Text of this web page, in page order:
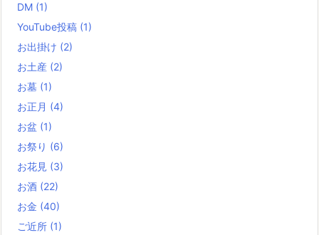
DM (1)
YouTube投稿 (1)
お出掛け (2)
お土産 (2)
お墓 (1)
お正月 (4)
お盆 (1)
お祭り (6)
お花見 (3)
お酒 (22)
お金 (40)
ご近所 (1)